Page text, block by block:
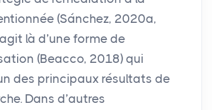
(Sánchez, 2020a,
là d’une forme de
(Beacco, 2018) qui
des principaux résultats de
Dans d’autres